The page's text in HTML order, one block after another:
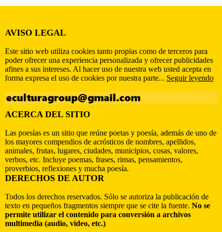
AVISO LEGAL
Este sitio web utiliza cookies tanto propias como de terceros para
poder ofrecer una experiencia personalizada y ofrecer publicidades
afines a sus intereses. Al hacer uso de nuestra web usted acepta en
forma expresa el uso de cookies por nuestra parte... Seguir leyendo
ACERCA DEL SITIO
Las poesías es un sitio que reúne poetas y poesía, además de uno de
los mayores compendios de acrósticos de nombres, apellidos,
animales, frutas, lugares, ciudades, municipios, cosas, valores,
verbos, etc. Incluye poemas, frases, rimas, pensamientos,
proverbios, reflexiones y mucha poesía.
DERECHOS DE AUTOR
Todos los derechos reservados. Sólo se autoriza la publicación de
texto en pequeños fragmentos siempre que se cite la fuente. No se
permite utilizar el contenido para conversión a archivos
multimedia (audio, video, etc.)